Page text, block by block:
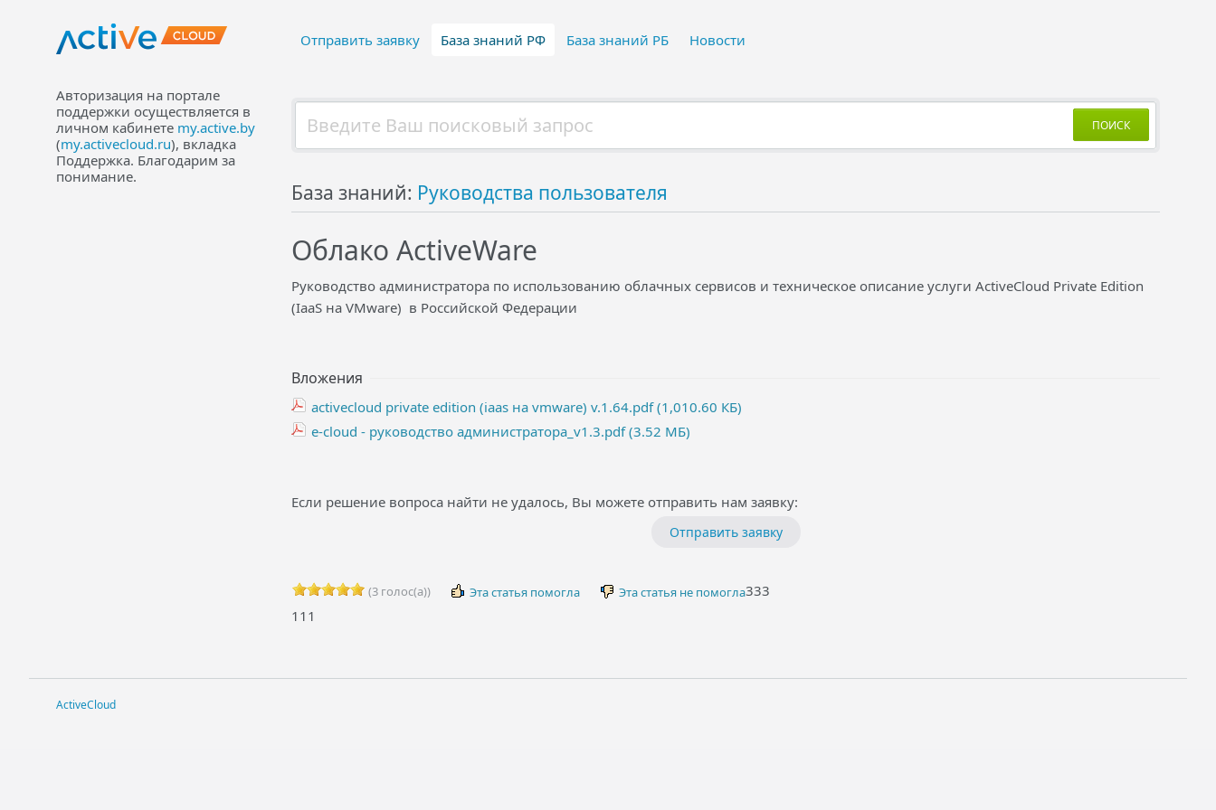
Отправить заявку База знаний РФ База знаний РБ Новости
Авторизация на портале
поддержки осуществляется в
личном кабинете my.active.by
(my.activecloud.ru), вкладка
Поддержка. Благодарим за
понимание.
ПОИСК
База знаний: Руководства пользователя
Облако ActiveWare
Руководство администратора по использованию облачных сервисов и техническое описание услуги ActiveCloud Private Edition
(IaaS на VMware) в Российской Федерации
Вложения
activecloud private edition (iaas на vmware) v.1.64.pdf (1,010.60 КБ)
e-cloud - руководство администратора_v1.3.pdf (3.52 МБ)
Если решение вопроса найти не удалось, Вы можете отправить нам заявку:
Отправить заявку
(3 голос(а)) Эта статья помогла Эта статья не помогла333
111
ActiveCloud